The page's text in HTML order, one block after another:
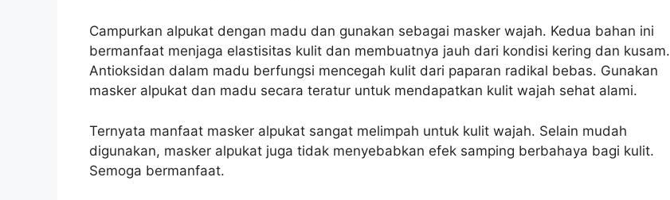
Campurkan alpukat dengan madu dan gunakan sebagai masker wajah. Kedua bahan ini
bermanfaat menjaga elastisitas kulit dan membuatnya jauh dari kondisi kering dan kusam.
Antioksidan dalam madu berfungsi mencegah kulit dari paparan radikal bebas. Gunakan
masker alpukat dan madu secara teratur untuk mendapatkan kulit wajah sehat alami.
Ternyata manfaat masker alpukat sangat melimpah untuk kulit wajah. Selain mudah
digunakan, masker alpukat juga tidak menyebabkan efek samping berbahaya bagi kulit.
Semoga bermanfaat.